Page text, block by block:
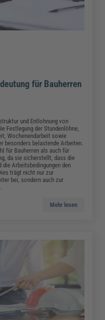
für Bauherren
und Entlohnung von
Festlegung der Stundenlöhne,
Wochenendarbeit sowie
besonders belastende Arbeiten.
für Bauherren als auch für
da sie sicherstellt, dass die
Arbeitsbedingungen den
trägt nicht nur zur
bei, sondern auch zur
Mehr lesen